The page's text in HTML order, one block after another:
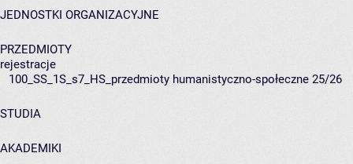
JEDNOSTKI ORGANIZACYJNE
PRZEDMIOTY
rejestracje
100_SS_1S_s7_HS_przedmioty humanistyczno-społeczne 25/26
STUDIA
AKADEMIKI